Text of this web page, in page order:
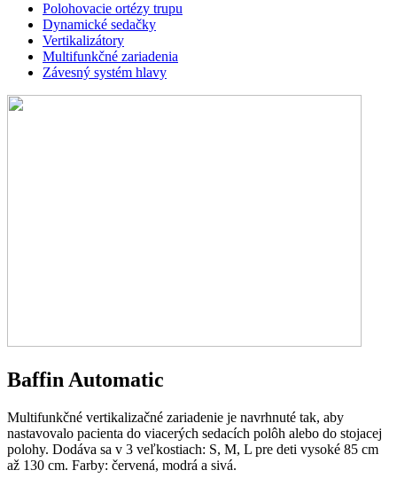
Polohovacie ortézy trupu
Dynamické sedačky
Vertikalizátory
Multifunkčné zariadenia
Závesný systém hlavy
Baffin Automatic
Multifunkčné vertikalizačné zariadenie je navrhnuté tak, aby
nastavovalo pacienta do viacerých sedacích polôh alebo do stojacej
polohy. Dodáva sa v 3 veľkostiach: S, M, L pre deti vysoké 85 cm
až 130 cm. Farby: červená, modrá a sivá.